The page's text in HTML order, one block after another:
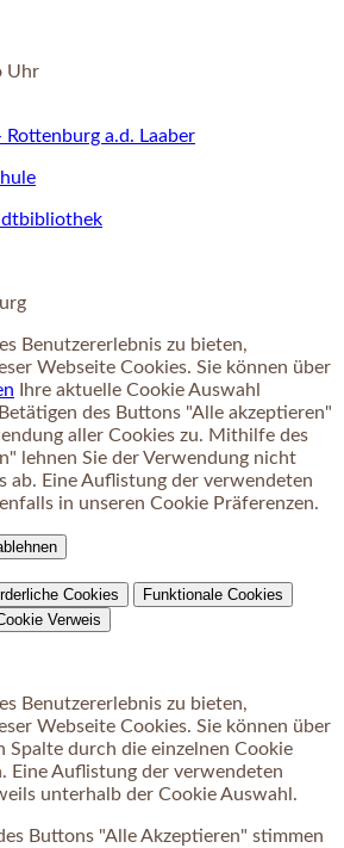
Uhr
Benutzererlebnis zu bieten,
Webseite Cookies. Sie können über
Ihre aktuelle Cookie Auswahl
des Buttons "Alle akzeptieren"
aller Cookies zu. Mithilfe des
lehnen Sie der Verwendung nicht
ab. Eine Auflistung der verwendeten
in unseren Cookie Präferenzen.
Cookies
Funktionale Cookies
Verweis
Benutzererlebnis zu bieten,
Webseite Cookies. Sie können über
Spalte durch die einzelnen Cookie
Eine Auflistung der verwendeten
unterhalb der Cookie Auswahl.
Buttons "Alle Akzeptieren" stimmen